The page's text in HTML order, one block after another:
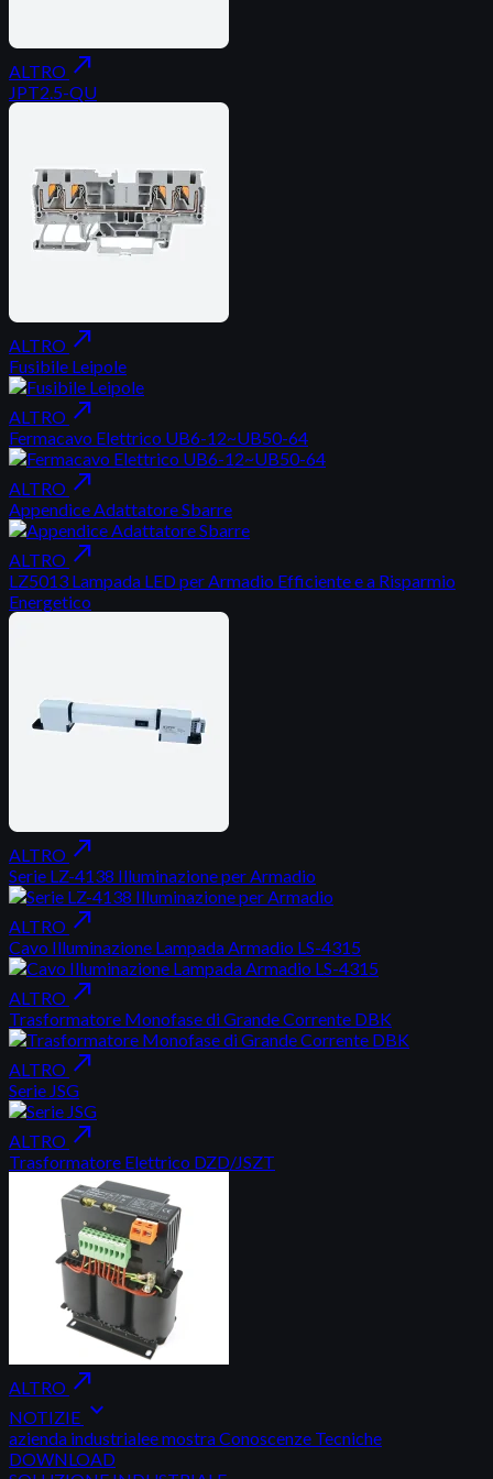
ALTRO north_east
JPT2.5-QU
ALTRO north_east
Fusibile Leipole
ALTRO north_east
Fermacavo Elettrico UB6-12~UB50-64
ALTRO north_east
Appendice Adattatore Sbarre
ALTRO north_east
LZ5013 Lampada LED per Armadio Efficiente e a Risparmio
Energetico
ALTRO north_east
Serie LZ-4138 Illuminazione per Armadio
ALTRO north_east
Cavo Illuminazione Lampada Armadio LS-4315
ALTRO north_east
Trasformatore Monofase di Grande Corrente DBK
ALTRO north_east
Serie JSG
ALTRO north_east
Trasformatore Elettrico DZD/JSZT
ALTRO north_east
NOTIZIE expand_more
azienda industrialeemostraConoscenze Tecniche
DOWNLOAD